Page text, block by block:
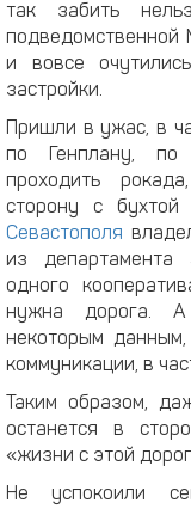
так забить
подведомственной
и вовсе
застройки.
Пришли в ужас, в
по Генплану, по
проходить
сторону с
Севастополя
из департамента
одного
нужна дорога. А
некоторым
коммуникации, в
Таким образом,
останется в
«жизни с этой
Не успокоили